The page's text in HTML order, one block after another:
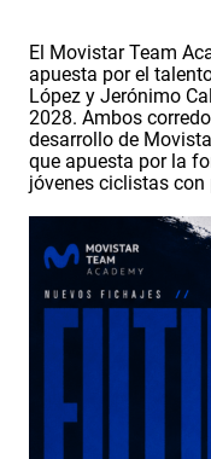
El Movistar Team
apuesta por el
López y Jerónimo
2028. Ambos
desarrollo de
que apuesta por la
jóvenes ciclistas